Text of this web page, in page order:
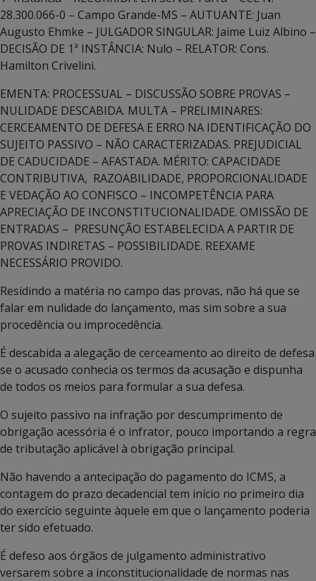
28.300.066-0 – Campo Grande-MS – AUTUANTE: Juan
Augusto Ehmke – JULGADOR SINGULAR: Jaime Luiz Albino –
DECISÃO DE 1ª INSTÂNCIA: Nulo – RELATOR: Cons.
Hamilton Crivelini.
EMENTA: PROCESSUAL – DISCUSSÃO SOBRE PROVAS –
NULIDADE DESCABIDA. MULTA – PRELIMINARES:
CERCEAMENTO DE DEFESA E ERRO NA IDENTIFICAÇÃO DO
SUJEITO PASSIVO – NÃO CARACTERIZADAS. PREJUDICIAL
DE CADUCIDADE – AFASTADA. MÉRITO: CAPACIDADE
CONTRIBUTIVA, RAZOABILIDADE, PROPORCIONALIDADE
E VEDAÇÃO AO CONFISCO – INCOMPETÊNCIA PARA
APRECIAÇÃO DE INCONSTITUCIONALIDADE. OMISSÃO DE
ENTRADAS – PRESUNÇÃO ESTABELECIDA A PARTIR DE
PROVAS INDIRETAS – POSSIBILIDADE. REEXAME
NECESSÁRIO PROVIDO.
Residindo a matéria no campo das provas, não há que se
falar em nulidade do lançamento, mas sim sobre a sua
procedência ou improcedência.
É descabida a alegação de cerceamento ao direito de defesa
se o acusado conhecia os termos da acusação e dispunha
de todos os meios para formular a sua defesa.
O sujeito passivo na infração por descumprimento de
obrigação acessória é o infrator, pouco importando a regra
de tributação aplicável à obrigação principal.
Não havendo a antecipação do pagamento do ICMS, a
contagem do prazo decadencial tem início no primeiro dia
do exercício seguinte àquele em que o lançamento poderia
ter sido efetuado.
É defeso aos órgãos de julgamento administrativo
versarem sobre a inconstitucionalidade de normas nas